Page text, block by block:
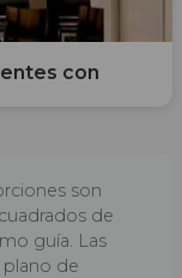
con
son
de
guía. Las
plano de